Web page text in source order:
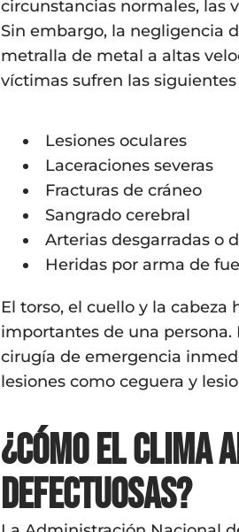
circunstancias normales, las
Sin embargo, la negligencia
metralla de metal a altas
víctimas sufren las
Lesiones oculares
Laceraciones severas
Fracturas de cráneo
Sangrado cerebral
Arterias desgarradas o
Heridas por arma de
El torso, el cuello y la
importantes de una
cirugía de emergencia
lesiones como ceguera y
¿Cómo el clima
defectuosas?